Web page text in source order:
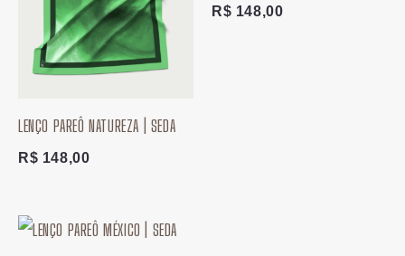
LENÇO PAREÔ NATUREZA | SEDA
R$ 148,00
R$ 148,00